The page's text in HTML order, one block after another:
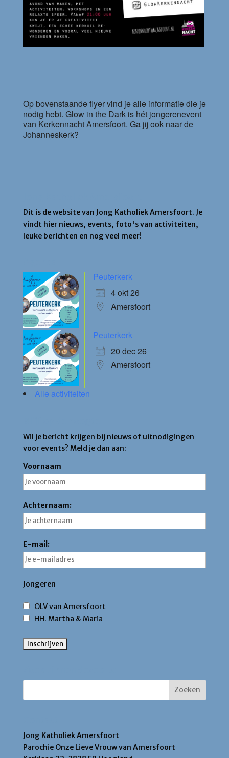
Op bovenstaande flyer vind je alle informatie die je
nodig hebt. Glow in the Dark is hét jongerenevent
van Kerkennacht Amersfoort. Ga jij ook naar de
Johanneskerk?
Dit is de website van Jong Katholiek Amersfoort. Je
vindt hier nieuws, events, foto's van activiteiten,
leuke berichten en nog veel meer!
Peuterkerk
4 okt 26
Amersfoort
Peuterkerk
20 dec 26
Amersfoort
Alle activiteiten
Wil je bericht krijgen bij nieuws of uitnodigingen
voor events? Meld je dan aan:
Voornaam
Achternaam:
E-mail:
Jongeren
OLV van Amersfoort
HH. Martha & Maria
Jong Katholiek Amersfoort
Parochie Onze Lieve Vrouw van Amersfoort